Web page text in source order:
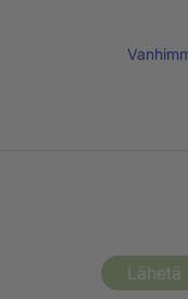
Lähetä